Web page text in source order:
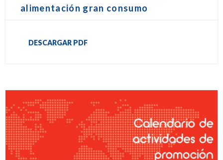
alimentación gran consumo
DESCARGAR PDF